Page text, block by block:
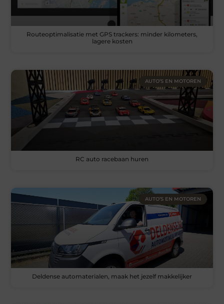
Routeoptimalisatie met GPS trackers: minder kilometers,
lagere kosten
AUTO’S EN MOTOREN
RC auto racebaan huren
AUTO’S EN MOTOREN
Deldense automaterialen, maak het jezelf makkelijker